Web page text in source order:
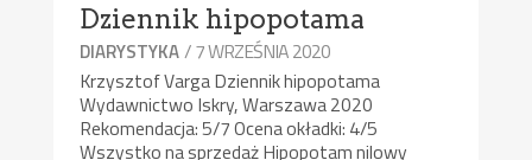
Dziennik hipopotama
DIARYSTYKA/ 7 WRZEŚNIA 2020
Krzysztof Varga Dziennik hipopotama
Wydawnictwo Iskry, Warszawa 2020
Rekomendacja: 5/7 Ocena okładki: 4/5
Wszystko na sprzedaż Hipopotam nilowy